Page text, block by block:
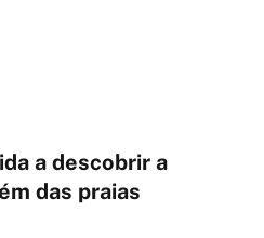
a descobrir a
das praias